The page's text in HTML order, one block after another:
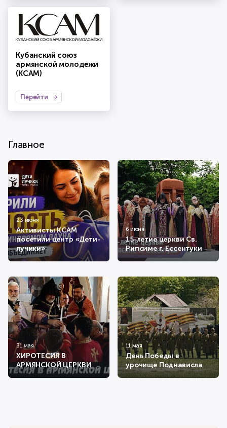
Кубанский союз
армянской молодежи
(КСАМ)
Перейти
Главное
23 июня
Активисты КСАМ
посетили центр «Дети-
лучики»
6 июня
15-летие церкви Св.
Рипсиме г. Ессентуки
31 мая
ХИРОТЕСИЯ В
АРМЯНСКОЙ ЦЕРКВИ
11 мая
День Победы в
урочище Поднависла